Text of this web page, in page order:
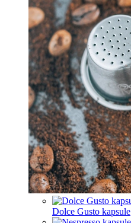
Dolce Gusto kapsule